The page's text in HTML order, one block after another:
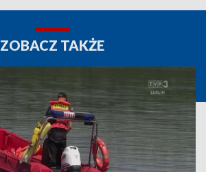
ZOBACZ TAKŻE